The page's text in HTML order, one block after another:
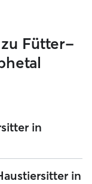
zu Fütter-
in
frei festlegen. in